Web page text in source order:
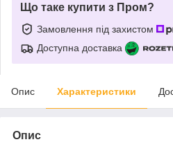
Що таке купити з Пром?
Замовлення під захистом
Доступна доставка
Опис Характеристики
Опис